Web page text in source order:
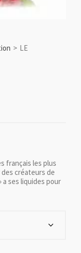
> LE
français les plus
créateurs de
a ses liquides pour